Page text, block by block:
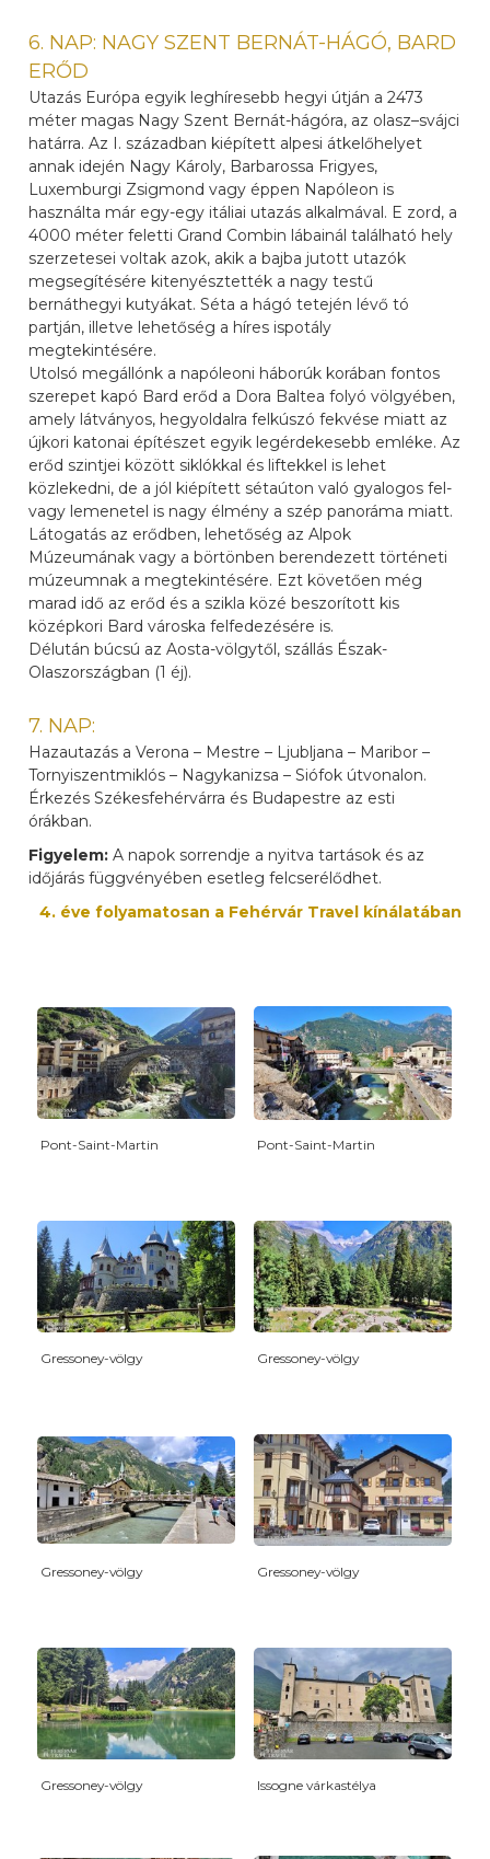
6. NAP: NAGY SZENT BERNÁT-HÁGÓ, BARD
ERŐD
Utazás Európa egyik leghíresebb hegyi útján a 2473
méter magas Nagy Szent Bernát-hágóra, az olasz–svájci
határra. Az I. században kiépített alpesi átkelőhelyet
annak idején Nagy Károly, Barbarossa Frigyes,
Luxemburgi Zsigmond vagy éppen Napóleon is
használta már egy-egy itáliai utazás alkalmával. E zord, a
4000 méter feletti Grand Combin lábainál található hely
szerzetesei voltak azok, akik a bajba jutott utazók
megsegítésére kitenyésztették a nagy testű
bernáthegyi kutyákat. Séta a hágó tetején lévő tó
partján, illetve lehetőség a híres ispotály
megtekintésére.
Utolsó megállónk a napóleoni háborúk korában fontos
szerepet kapó Bard erőd a Dora Baltea folyó völgyében,
amely látványos, hegyoldalra felkúszó fekvése miatt az
újkori katonai építészet egyik legérdekesebb emléke. Az
erőd szintjei között siklókkal és liftekkel is lehet
közlekedni, de a jól kiépített sétaúton való gyalogos fel-
vagy lemenetel is nagy élmény a szép panoráma miatt.
Látogatás az erődben, lehetőség az Alpok
Múzeumának vagy a börtönben berendezett történeti
múzeumnak a megtekintésére. Ezt követően még
marad idő az erőd és a szikla közé beszorított kis
középkori Bard városka felfedezésére is.
Délután búcsú az Aosta-völgytől, szállás Észak-
Olaszországban (1 éj).
7. NAP:
Hazautazás a Verona – Mestre – Ljubljana – Maribor –
Tornyiszentmiklós – Nagykanizsa – Siófok útvonalon.
Érkezés Székesfehérvárra és Budapestre az esti
órákban.
Figyelem:A napok sorrendje a nyitva tartások és az
időjárás függvényében esetleg felcserélődhet.
4. éve folyamatosan a Fehérvár Travel kínálatában
Pont-Saint-Martin Pont-Saint-Martin
Gressoney-völgy Gressoney-völgy
Gressoney-völgy Gressoney-völgy
Gressoney-völgy Issogne várkastélya